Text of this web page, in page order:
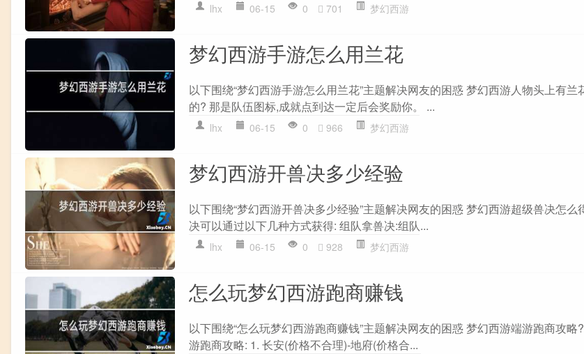
lhx 06-15 0 701 梦幻西游
梦幻西游手游怎么用兰花
以下围绕“梦幻西游手游怎么用兰花”主题解决网友的困惑 梦幻西游人物头上有
的? 那是队伍图标,成就点到达一定后会奖励你。 ...
lhx 06-15 0 966 梦幻西游
梦幻西游开兽决多少经验
以下围绕“梦幻西游开兽决多少经验”主题解决网友的困惑 梦幻西游超级兽决怎么
决可以通过以下几种方式获得: 组队拿兽决:组队...
lhx 06-15 0 928 梦幻西游
怎么玩梦幻西游跑商赚钱
以下围绕“怎么玩梦幻西游跑商赚钱”主题解决网友的困惑 梦幻西游端游跑商攻略
游跑商攻略: 1. 长安(价格不合理)-地府(价格合...